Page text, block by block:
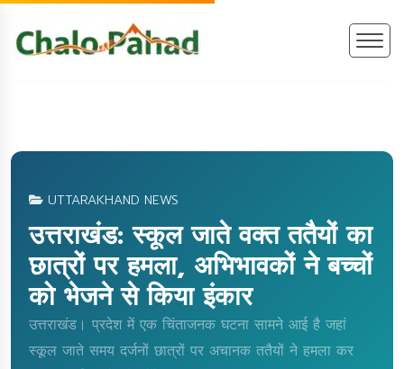
UTTARAKHAND NEWS
उत्तराखंड: स्कूल जाते वक्त ततैयों का
छात्रों पर हमला, अभिभावकों ने बच्चों
को भेजने से किया इंकार
उत्तराखंड। प्रदेश में एक चिंताजनक घटना सामने आई है जहां
स्कूल जाते समय दर्जनों छात्रों पर अचानक ततैयों ने हमला कर